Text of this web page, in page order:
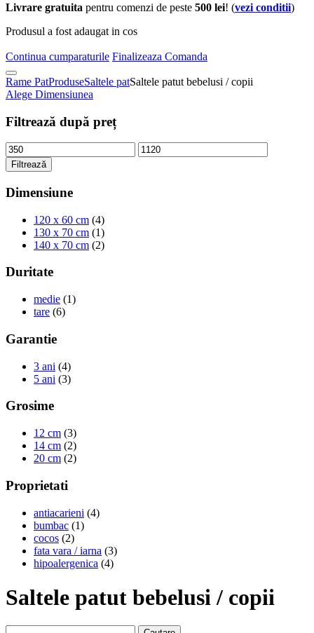
Livrare gratuita pentru comenzi de peste 500 lei! (vezi conditii)
Produsul a fost adaugat in cos
Continua cumparaturile Finalizeaza Comanda
Rame PatProduseSaltele patSaltele patut bebelusi / copii
Alege Dimensiunea
Filtrează după preț
Filtrează
Dimensiune
120 x 60 cm (4)
130 x 70 cm (1)
140 x 70 cm (2)
Duritate
medie (1)
tare (6)
Garantie
3 ani (4)
5 ani (3)
Grosime
12 cm (3)
14 cm (2)
20 cm (2)
Proprietati
antiacarieni (4)
bumbac (1)
cocos (2)
fata vara / iarna (3)
hipoalergenica (4)
Saltele patut bebelusi / copii